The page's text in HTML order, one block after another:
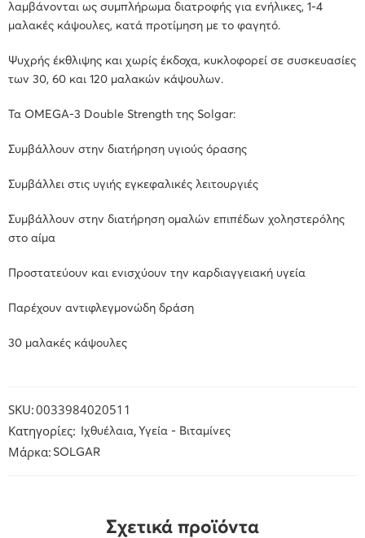
λαμβάνονται ως συμπλήρωμα διατροφής για ενήλικες, 1-4
μαλακές κάψουλες, κατά προτίμηση με το φαγητό.
Ψυχρής έκθλιψης και χωρίς έκδοχα, κυκλοφορεί σε συσκευασίες
των 30, 60 και 120 μαλακών κάψουλων.
Τα OMEGA-3 Double Strength της Solgar:
Συμβάλλουν στην διατήρηση υγιούς όρασης
Συμβάλλει στις υγιής εγκεφαλικές λειτουργιές
Συμβάλλουν στην διατήρηση ομαλών επιπέδων χοληστερόλης
στο αίμα
Προστατεύουν και ενισχύουν την καρδιαγγειακή υγεία
Παρέχουν αντιφλεγμονώδη δράση
30 μαλακές κάψουλες
SKU:0033984020511
Κατηγορίες:
Ιχθυέλαια, Υγεία - Βιταμίνες
Μάρκα: SOLGAR
Σχετικά προϊόντα